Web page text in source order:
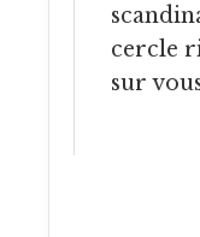
cercle
sur